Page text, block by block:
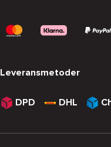
Leveransmetoder
DPD DHL